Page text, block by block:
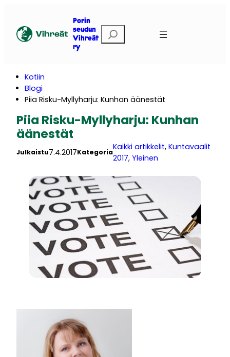
Porin
seudun
Vihreät
ry
t
Kotiin
Blogi
Piia Risku-Myllyharju: Kunhan äänestät
Piia Risku-Myllyharju: Kunhan
äänestät
Julkaistu7.4.2017Kategoria
Kaikki artikkelit, Kuntavaalit
2017, Yleinen